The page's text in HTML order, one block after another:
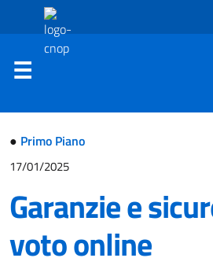
● Primo Piano
17/01/2025
Garanzie e
voto online